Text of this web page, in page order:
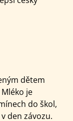
dětem
je
do škol,
den závozu.